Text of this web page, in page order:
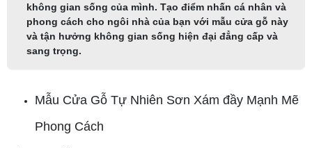
không gian sống của mình. Tạo điểm nhấn cá nhân và
phong cách cho ngôi nhà của bạn với mẫu cửa gỗ này
và tận hưởng không gian sống hiện đại đẳng cấp và
sang trọng.
Mẫu Cửa Gỗ Tự Nhiên Sơn Xám đầy Mạnh Mẽ
Phong Cách